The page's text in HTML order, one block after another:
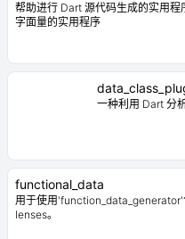
帮助进行 Dart 源代码生成的实用
字面量的实用程序
一种利用 Dart 分
functional_data
用于使用
lenses。